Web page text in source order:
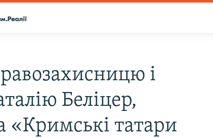
і
Беліцер,
«Кримські татари